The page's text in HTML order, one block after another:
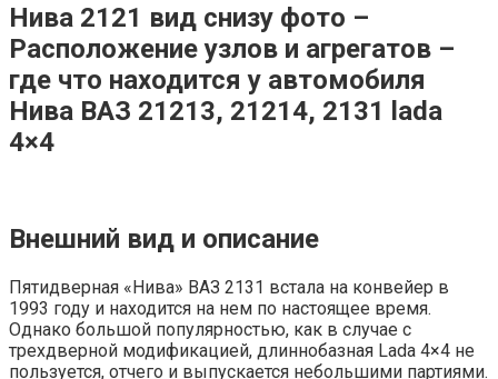
Нива 2121 вид снизу фото –
Расположение узлов и агрегатов –
где что находится у автомобиля
Нива ВАЗ 21213, 21214, 2131 lada
4×4
Внешний вид и описание
Пятидверная «Нива» ВАЗ 2131 встала на конвейер в
1993 году и находится на нем по настоящее время.
Однако большой популярностью, как в случае с
трехдверной модификацией, длиннобазная Lada 4×4 не
пользуется, отчего и выпускается небольшими партиями.